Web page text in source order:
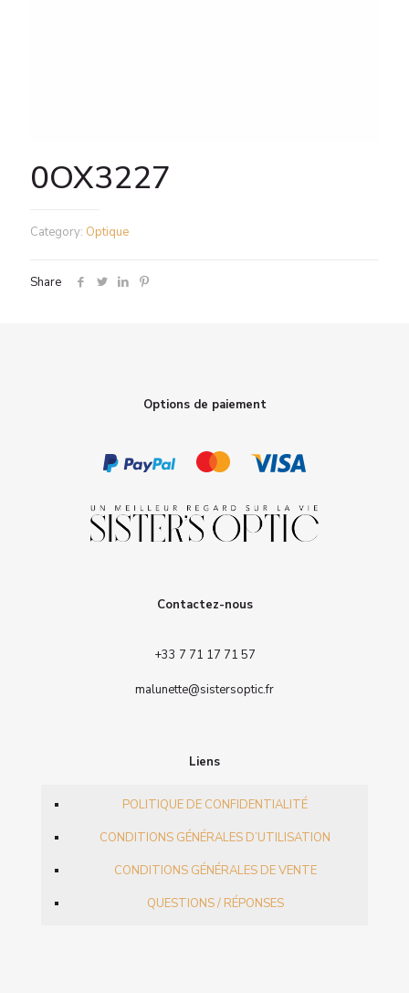
0OX3227
Category: Optique
Share
Options de paiement
Contactez-nous
+33 7 71 17 71 57
malunette@sistersoptic.fr
Liens
POLITIQUE DE CONFIDENTIALITÉ
CONDITIONS GÉNÉRALES D’UTILISATION
CONDITIONS GÉNÉRALES DE VENTE
QUESTIONS / RÉPONSES